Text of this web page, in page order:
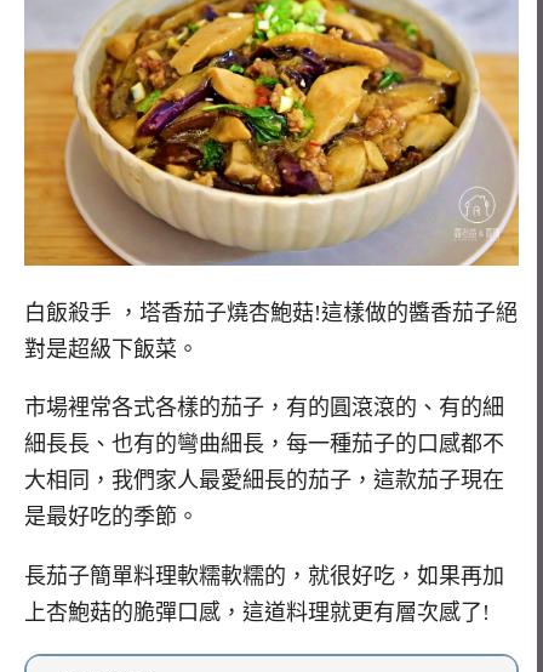
白飯殺手 ，塔香茄子燒杏鮑菇!這樣做的醬香茄子絕
對是超級下飯菜。
市場裡常各式各樣的茄子，有的圓滾滾的、有的細
細長長、也有的彎曲細長，每一種茄子的口感都不
大相同，我們家人最愛細長的茄子，這款茄子現在
是最好吃的季節。
長茄子簡單料理軟糯軟糯的，就很好吃，如果再加
上杏鮑菇的脆彈口感，這道料理就更有層次感了!